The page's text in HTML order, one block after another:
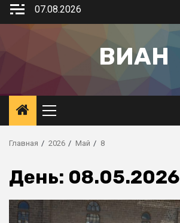
07.08.2026
ВИАН
Главная 2026 Май 8
День: 08.05.2026